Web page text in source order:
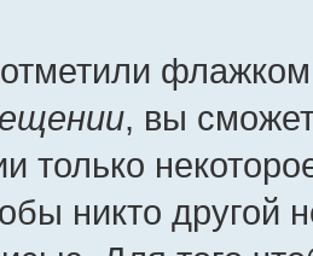
, вы
только
никто другой